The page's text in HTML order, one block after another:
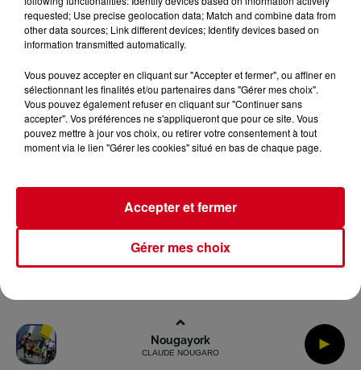
Nougayork
CLAUDE NOUGARO
Gestion des Cookies Plan du site
2026 2025 2024 2023 2022
requested; Use precise geolocation data; Match and combine data from
other data sources; Link different devices; Identify devices based on
information transmitted automatically.
Vous pouvez accepter en cliquant sur "Accepter et fermer", ou affiner en
sélectionnant les finalités et/ou partenaires dans "Gérer mes choix".
Vous pouvez également refuser en cliquant sur "Continuer sans
accepter". Vos préférences ne s'appliqueront que pour ce site. Vous
pouvez mettre à jour vos choix, ou retirer votre consentement à tout
moment via le lien "Gérer les cookies" situé en bas de chaque page.
Gérer mes choix
Accepter et fermer